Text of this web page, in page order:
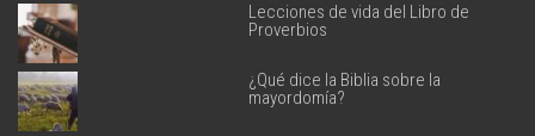
Lecciones de vida del Libro de
Proverbios
¿Qué dice la Biblia sobre la
mayordomía?